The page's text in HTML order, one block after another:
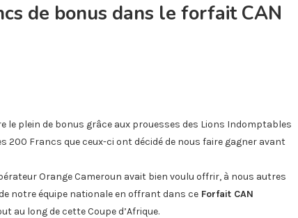
de bonus dans le forfait CAN
le plein de bonus grâce aux prouesses des Lions Indomptables
200 Francs que ceux-ci ont décidé de nous faire gagner avant
Orange Cameroun avait bien voulu offrir, à nous autres
notre équipe nationale en offrant dans ce Forfait CAN
au long de cette Coupe d’Afrique.